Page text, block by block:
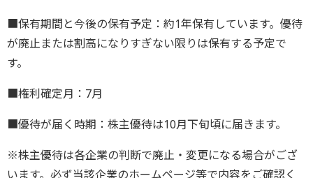
■保有期間と今後の保有予定：約1年保有しています。優待
が廃止または割高になりすぎない限りは保有する予定で
す。
■権利確定月：7月
■優待が届く時期：株主優待は10月下旬頃に届きます。
※株主優待は各企業の判断で廃止・変更になる場合がござ
います。必ず当該企業のホームページ等で内容をご確認く